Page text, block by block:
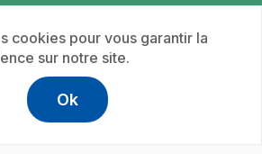
dans un nouvel onglet.
Ce lien s'ouvrira dans un nouvel
cookies pour vous garantir la
sur notre site.
Ok